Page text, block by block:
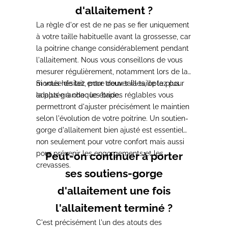
d'allaitement ?
La règle d'or est de ne pas se fier uniquement
à votre taille habituelle avant la grossesse, car
la poitrine change considérablement pendant
l'allaitement. Nous vous conseillons de vous
mesurer régulièrement, notamment lors de la
montée de lait, pour trouver la taille la plus
adaptée à chaque étape.
Si vous hésitez entre deux tailles, optez pour
la plus grande : les brides réglables vous
permettront d'ajuster précisément le maintien
selon l'évolution de votre poitrine. Un soutien-
gorge d'allaitement bien ajusté est essentiel
non seulement pour votre confort mais aussi
pour prévenir les engorgements et les
crevasses.
Peut-on continuer à porter
ses soutiens-gorge
d'allaitement une fois
l'allaitement terminé ?
C'est précisément l'un des atouts des